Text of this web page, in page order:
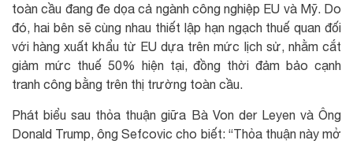
toàn cầu đang đe dọa cả ngành công nghiệp EU và Mỹ. Do
đó, hai bên sẽ cùng nhau thiết lập hạn ngạch thuế quan đối
với hàng xuất khẩu từ EU dựa trên mức lịch sử, nhằm cắt
giảm mức thuế 50% hiện tại, đồng thời đảm bảo cạnh
tranh công bằng trên thị trường toàn cầu.
Phát biểu sau thỏa thuận giữa Bà Von der Leyen và Ông
Donald Trump, ông Sefcovic cho biết: “Thỏa thuận này mở